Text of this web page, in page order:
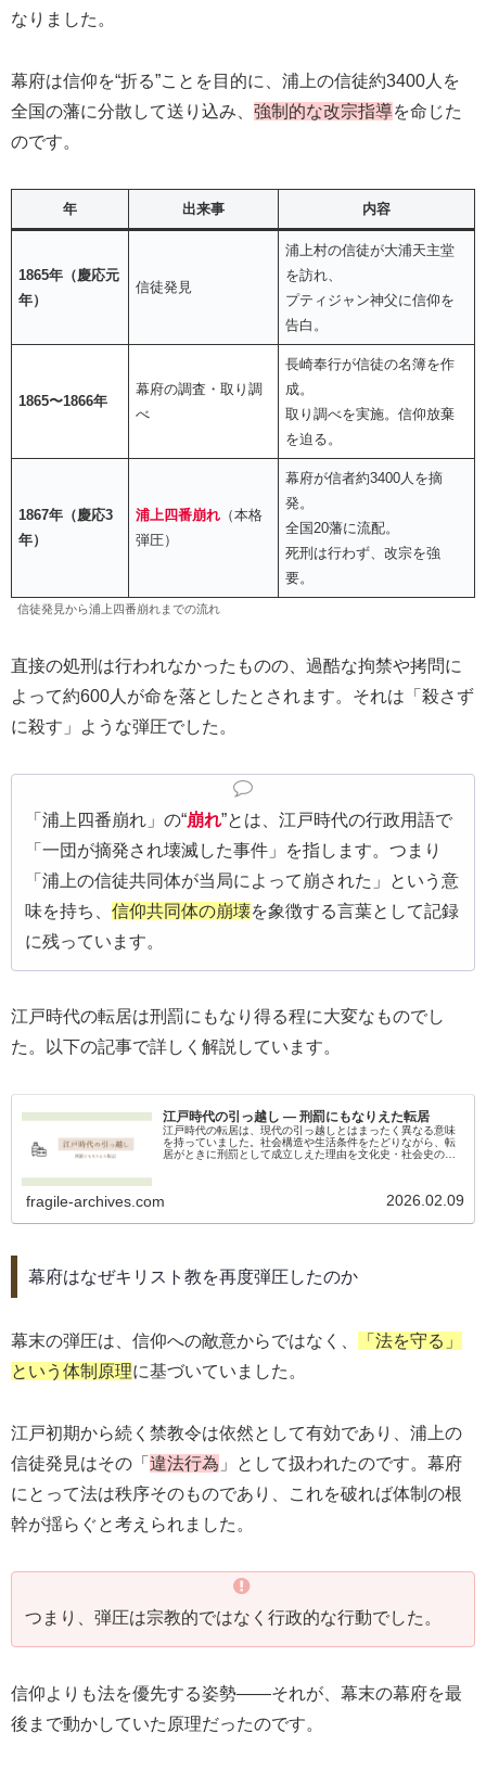
なりました。
幕府は信仰を“折る”ことを目的に、浦上の信徒約3400人を
全国の藩に分散して送り込み、 強制的な改宗指導を命じた
のです。
年 出来事 内容
1865年（慶応元
年）
信徒発見
浦上村の信徒が大浦天主堂
を訪れ、
プティジャン神父に信仰を
告白。
1865〜1866年
幕府の調査・取り調
べ
長崎奉行が信徒の名簿を作
成。
取り調べを実施。信仰放棄
を迫る。
1867年（慶応3
年）
浦上四番崩れ （本格
弾圧）
幕府が信者約3400人を摘
発。
全国20藩に流配。
死刑は行わず、改宗を強
要。
信徒発見から浦上四番崩れまでの流れ
直接の処刑は行われなかったものの、過酷な拘禁や拷問に
よって約600人が命を落としたとされます。それは「殺さず
に殺す」ような弾圧でした。
「浦上四番崩れ」の“崩れ”とは、江戸時代の行政用語で
「一団が摘発され壊滅した事件」を指します。つまり
「浦上の信徒共同体が当局によって崩された」という意
味を持ち、 信仰共同体の崩壊を象徴する言葉として記録
に残っています。
江戸時代の転居は刑罰にもなり得る程に大変なものでし
た。以下の記事で詳しく解説しています。
江戸時代の引っ越し ― 刑罰にもなりえた転居
江戸時代の転居は、現代の引っ越しとはまったく異なる意味
を持っていました。社会構造や生活条件をたどりながら、転
居がときに刑罰として成立しえた理由を文化史・社会史の視
fragile-archives.com 2026.02.09
幕府はなぜキリスト教を再度弾圧したのか
幕末の弾圧は、信仰への敵意からではなく、
「法を守る」
という体制原理に基づいていました。
江戸初期から続く禁教令は依然として有効であり、浦上の
信徒発見はその「 違法行為 」として扱われたのです。幕府
にとって法は秩序そのものであり、これを破れば体制の根
幹が揺らぐと考えられました。
つまり、弾圧は宗教的ではなく行政的な行動でした。
信仰よりも法を優先する姿勢――それが、幕末の幕府を最
後まで動かしていた原理だったのです。